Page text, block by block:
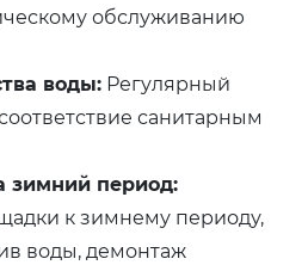
обслуживанию
воды: Регулярный
санитарным
зимний период:
к зимнему периоду,
воды, демонтаж